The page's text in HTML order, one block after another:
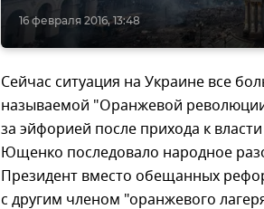
16 февраля 2016, 13:48
Сейчас ситуация на Украине все
называемой "Оранжевой
за эйфорией после прихода к
Ющенко последовало народное
Президент вместо обещанных
с другим членом "оранжевого